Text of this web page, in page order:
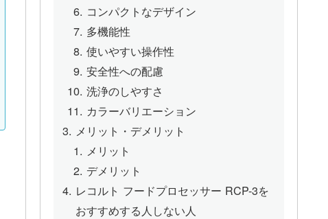
コンパクトなデザイン
多機能性
使いやすい操作性
安全性への配慮
洗浄のしやすさ
カラーバリエーション
メリット・デメリット
メリット
デメリット
レコルト フードプロセッサー RCP-3を
おすすめする人しない人